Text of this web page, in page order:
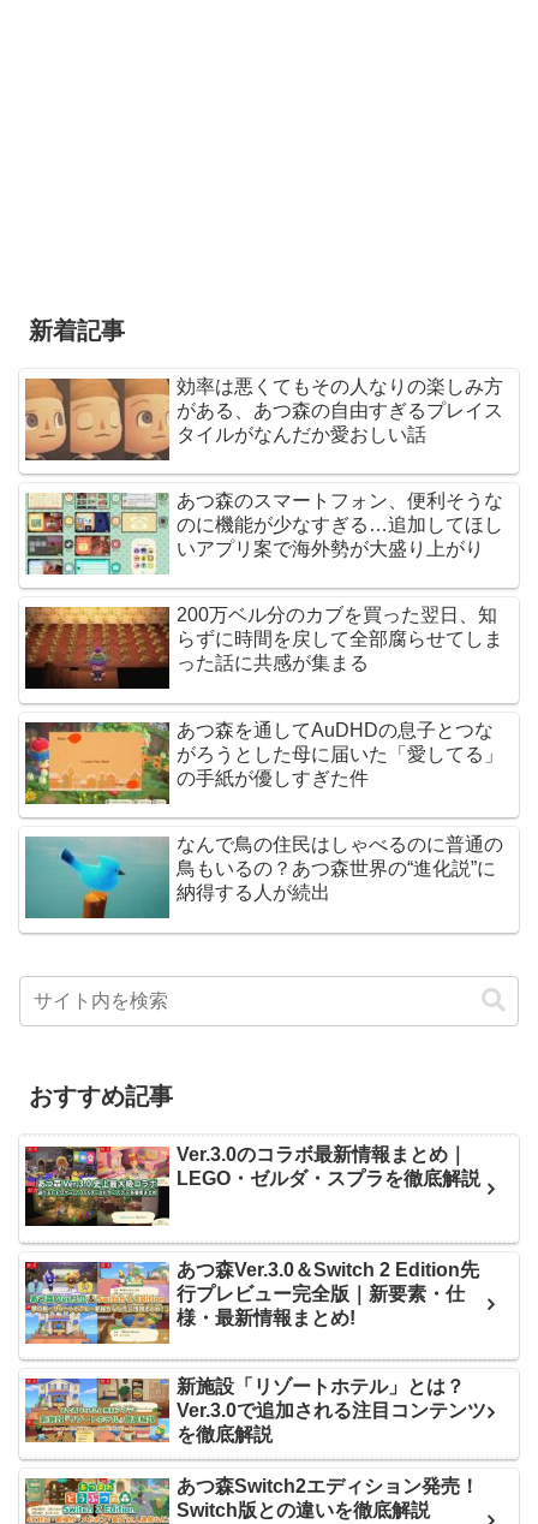
新着記事
効率は悪くてもその人なりの楽しみ方
がある、あつ森の自由すぎるプレイス
タイルがなんだか愛おしい話
あつ森のスマートフォン、便利そうな
のに機能が少なすぎる…追加してほし
いアプリ案で海外勢が大盛り上がり
200万ベル分のカブを買った翌日、知
らずに時間を戻して全部腐らせてしま
った話に共感が集まる
あつ森を通してAuDHDの息子とつな
がろうとした母に届いた「愛してる」
の手紙が優しすぎた件
なんで鳥の住民はしゃべるのに普通の
鳥もいるの？あつ森世界の“進化説”に
納得する人が続出
おすすめ記事
Ver.3.0のコラボ最新情報まとめ｜
LEGO・ゼルダ・スプラを徹底解説
あつ森Ver.3.0＆Switch 2 Edition先
行プレビュー完全版｜新要素・仕
様・最新情報まとめ!
新施設「リゾートホテル」とは？
Ver.3.0で追加される注目コンテンツ
を徹底解説
あつ森Switch2エディション発売！
Switch版との違いを徹底解説